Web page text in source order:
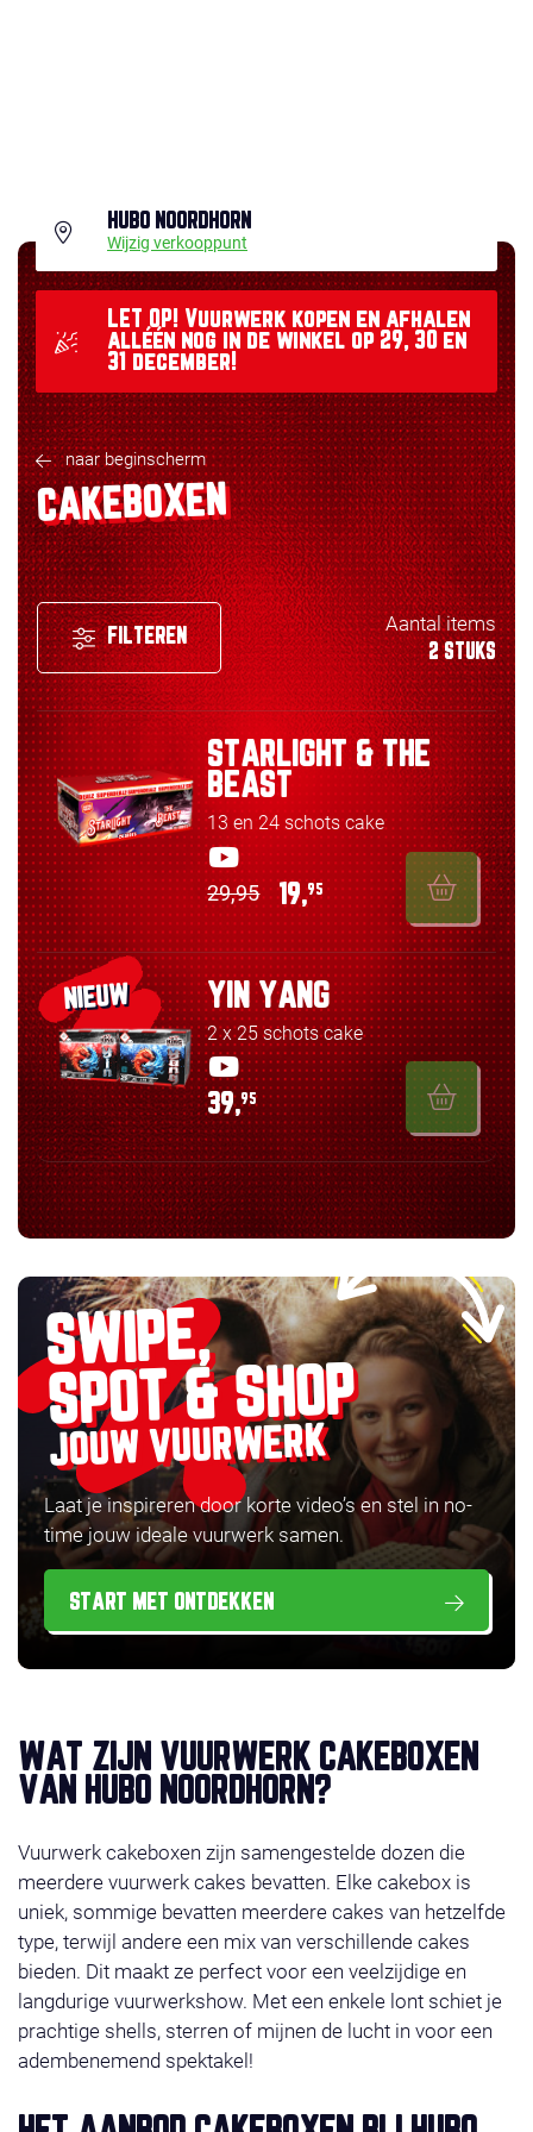
HUBO NOORDHORN
Wijzig verkooppunt
LET OP! Vuurwerk kopen en afhalen
alléén nog in de winkel op 29, 30 en
31 december!
naar beginscherm
CAKEBOXEN
FILTEREN
Aantal items
2 STUKS
STARLIGHT & THE
BEAST
13 en 24 schots cake
29,95 19,95
NIEUW YIN YANG
2 x 25 schots cake
39,95
SWIPE,
SPOT & SHOP
JOUW VUURWERK
Laat je inspireren door korte video’s en stel in no-
time jouw ideale vuurwerk samen.
START MET ONTDEKKEN
WAT ZIJN VUURWERK CAKEBOXEN
VAN HUBO NOORDHORN?
Vuurwerk cakeboxen zijn samengestelde dozen die
meerdere vuurwerk cakes bevatten. Elke cakebox is
uniek, sommige bevatten meerdere cakes van hetzelfde
type, terwijl andere een mix van verschillende cakes
bieden. Dit maakt ze perfect voor een veelzijdige en
langdurige vuurwerkshow. Met een enkele lont schiet je
prachtige shells, sterren of mijnen de lucht in voor een
adembenemend spektakel!